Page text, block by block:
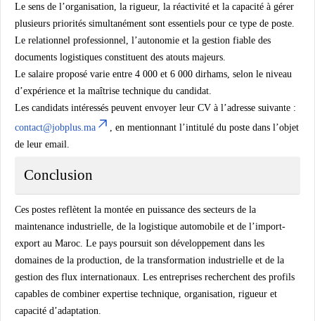
Le sens de l’organisation, la rigueur, la réactivité et la capacité à gérer
plusieurs priorités simultanément sont essentiels pour ce type de poste.
Le relationnel professionnel, l’autonomie et la gestion fiable des
documents logistiques constituent des atouts majeurs.
Le salaire proposé varie entre 4 000 et 6 000 dirhams, selon le niveau
d’expérience et la maîtrise technique du candidat.
Les candidats intéressés peuvent envoyer leur CV à l’adresse suivante :
contact@jobplus.ma
, en mentionnant l’intitulé du poste dans l’objet
de leur email.
Conclusion
Ces postes reflètent la montée en puissance des secteurs de la
maintenance industrielle, de la logistique automobile et de l’import-
export au Maroc. Le pays poursuit son développement dans les
domaines de la production, de la transformation industrielle et de la
gestion des flux internationaux. Les entreprises recherchent des profils
capables de combiner expertise technique, organisation, rigueur et
capacité d’adaptation.